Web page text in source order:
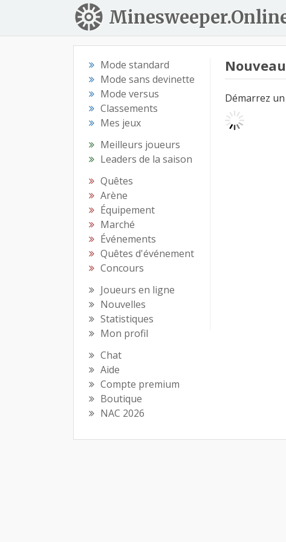
Mode standard
Mode sans devinette
Mode versus
Classements
Mes jeux
Meilleurs joueurs
Leaders de la saison
Quêtes
Arène
Équipement
Marché
Événements
Quêtes d'événement
Concours
Joueurs en ligne
Nouvelles
Statistiques
Mon profil
Chat
Aide
Compte premium
Boutique
NAC 2026
Démarrez